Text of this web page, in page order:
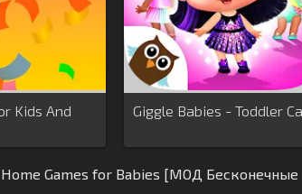
Kids And
Giggle Babies - Toddler
Games for Babies [МОД